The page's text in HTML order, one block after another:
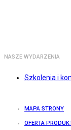
NASZE WYDARZENIA
Szkolenia i
MAPA STRONY
OFERTA